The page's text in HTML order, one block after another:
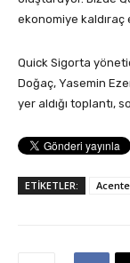
ekonomiye kaldıraç
Quick Sigorta
Doğaç, Yasemin
yer aldığı toplantı,
ETİKETLER: Acente